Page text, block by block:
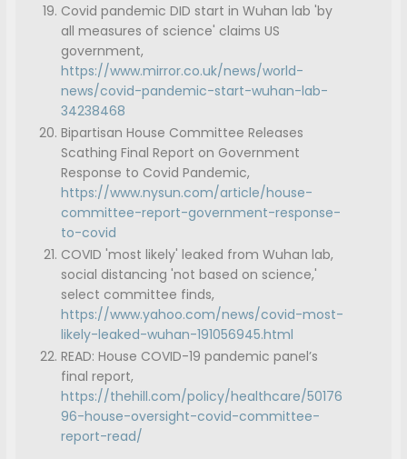
Covid pandemic DID start in Wuhan lab 'by
all measures of science' claims US
government,
https://www.mirror.co.uk/news/world-
news/covid-pandemic-start-wuhan-lab-
34238468
Bipartisan House Committee Releases
Scathing Final Report on Government
Response to Covid Pandemic,
https://www.nysun.com/article/house-
committee-report-government-response-
to-covid
COVID 'most likely' leaked from Wuhan lab,
social distancing 'not based on science,'
select committee finds,
https://www.yahoo.com/news/covid-most-
likely-leaked-wuhan-191056945.html
READ: House COVID-19 pandemic panel’s
final report,
https://thehill.com/policy/healthcare/50176
96-house-oversight-covid-committee-
report-read/